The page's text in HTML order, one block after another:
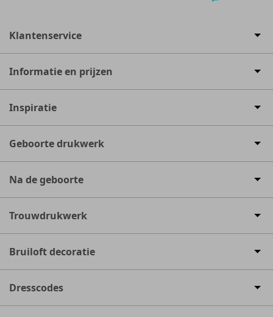
Klantenservice
Informatie en prijzen
Inspiratie
Geboorte drukwerk
Na de geboorte
Trouwdrukwerk
Bruiloft decoratie
Dresscodes